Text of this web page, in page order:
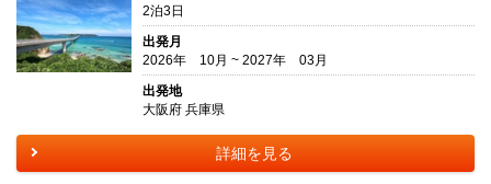
2泊3日
出発月
2026年 10月 ~ 2027年 03月
出発地
大阪府 兵庫県
詳細を見る